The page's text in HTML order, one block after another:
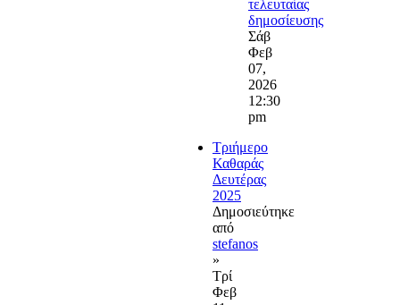
τελευταίας
δημοσίευσης
Σάβ
Φεβ
07,
2026
12:30
pm
Τριήμερο
Καθαράς
Δευτέρας
2025
Δημοσιεύτηκε
από
stefanos
»
Τρί
Φεβ